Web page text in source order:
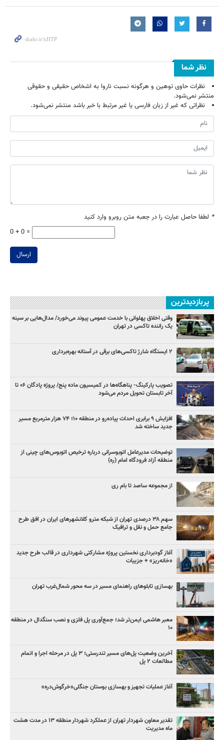
نظر شما
نظرات حاوی توهین و هرگونه نسبت ناروا به اشخاص حقیقی و حقوقی
منتشر نمی‌شود.
نظراتی که غیر از زبان فارسی یا غیر مرتبط با خبر باشد منتشر نمی‌شود.
* لطفا حاصل عبارت را در جعبه متن روبرو وارد کنید
0 + 0 =
ارسال
پربازدیدترین
وقتی اخلاق پهلوانی با خدمت عمومی پیوند می‌خورد/ مدال‌هایی بر سینه
یک راننده تاکسی در تهران
۲ ایستگاه شارژ تاکسی‌های برقی در آستانه بهره‌برداری
تصویب پارکینگ- پناهگاه‌ها در کمیسیون ماده پنج/ پروژه پادگان ۰۶ تا
آخر تابستان تحویل مردم می‌شود
افزایش ۹ برابری احداث پیاده‌رو در منطقه ۱۰؛ ۷۴ هزار مترمربع مسیر
جدید ساخته شد
توضیحات مدیرعامل اتوبوسرانی درباره ترخیص اتوبوس‌های چینی از
منطقه آزاد فرودگاه امام (ره)
از مجموعه ساصد تا بام ری
سهم ۳۸ درصدی تهران از شبکه مترو کلانشهرهای ایران در افق طرح
جامع حمل و نقل و ترافیک
آغاز گودبرداری نخستین پروژه مشارکتی شهرداری در قالب طرح جدید
«خانه‌ریز» + جزییات
بهسازی تابلوهای راهنمای مسیر در سه محور شمال‌غرب تهران
معبر هاشمی ایمن‌تر شد؛ جمع‌آوری پل فلزی و نصب سنگدال در منطقه
۱۰
آخرین وضعیت پل‌های مسیر تندرستی؛ ۳ پل در مرحله اجرا و اتمام
مطالعات ۲ پل
آغاز عملیات تجهیز و بهسازی بوستان جنگلی«خرگوش‌دره»
تقدیر معاون شهردار تهران از عملکرد شهردار منطقه ۱۳ در مدت هشت
ماه مدیریت